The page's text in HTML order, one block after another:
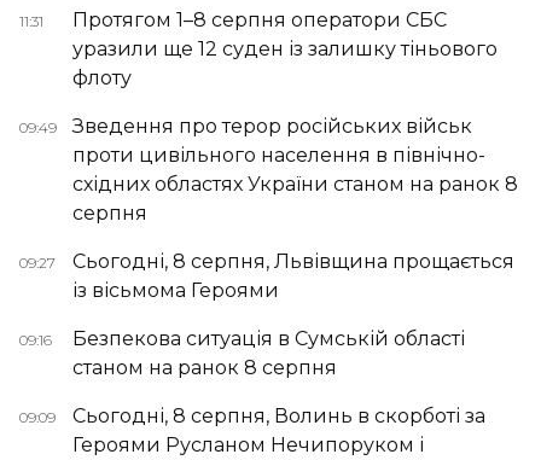
11:31
Протягом 1–8 серпня оператори СБС
уразили ще 12 суден із залишку тіньового
флоту
09:49
Зведення про терор російських військ
проти цивільного населення в північно-
східних областях України станом на ранок 8
серпня
09:27
Сьогодні, 8 серпня, Львівщина прощається
із вісьмома Героями
09:16
Безпекова ситуація в Сумській області
станом на ранок 8 серпня
09:09
Сьогодні, 8 серпня, Волинь в скорботі за
Героями Русланом Нечипоруком і